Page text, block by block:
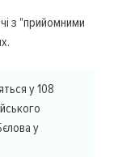
з "прийомними
у 108
у